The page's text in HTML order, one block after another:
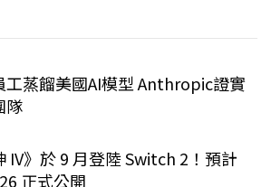
工蒸餾美國AI模型 Anthropic證實
隊
IV》於 9 月登陸 Switch 2！預計
正式公開